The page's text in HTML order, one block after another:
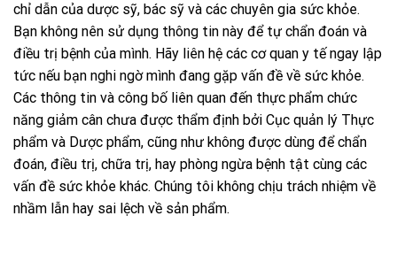
chỉ dẫn của dược sỹ, bác sỹ và các chuyên gia sức khỏe.
Bạn không nên sử dụng thông tin này để tự chẩn đoán và
điều trị bệnh của mình. Hãy liên hệ các cơ quan y tế ngay lập
tức nếu bạn nghi ngờ mình đang gặp vấn đề về sức khỏe.
Các thông tin và công bố liên quan đến thực phẩm chức
năng giảm cân chưa được thẩm định bởi Cục quản lý Thực
phẩm và Dược phẩm, cũng như không được dùng để chẩn
đoán, điều trị, chữa trị, hay phòng ngừa bệnh tật cùng các
vấn đề sức khỏe khác. Chúng tôi không chịu trách nhiệm về
nhầm lẫn hay sai lệch về sản phẩm.